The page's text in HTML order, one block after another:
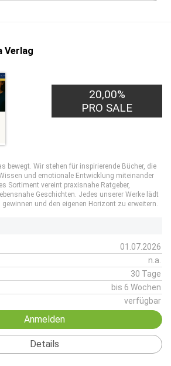
Verlag
20,00%
PRO SALE
bewegt. Wir stehen für inspirierende Bücher, die
und emotionale Entwicklung miteinander
Sortiment vereint praxisnahe Ratgeber,
Geschichten. Jedes unserer Werke lädt
und den eigenen Horizont zu erweitern.
01.07.2026
n.a.
30 Tage
bis 6 Wochen
verfügbar
Anmelden
Details